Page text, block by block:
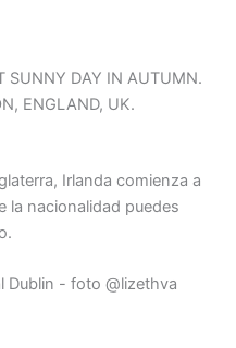
SUNNY DAY IN AUTUMN.
ENGLAND, UK.
Irlanda comienza a
la nacionalidad puedes